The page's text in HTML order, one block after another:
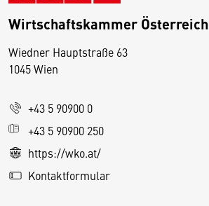
Wirtschaftskammer Österreich
Wiedner Hauptstraße 63
1045 Wien
+43 5 90900 0
+43 5 90900 250
https://wko.at/
Kontaktformular
D
s
e
S
e